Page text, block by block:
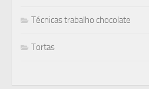
Técnicas trabalho chocolate
Tortas